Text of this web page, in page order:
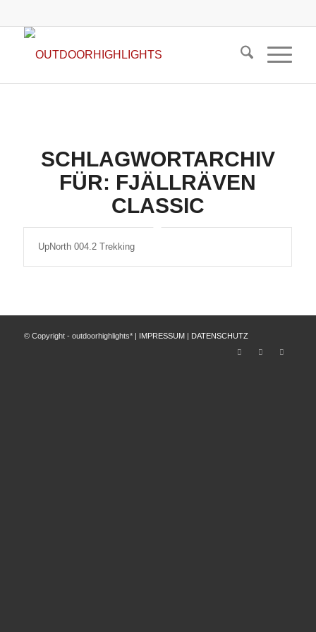
SCHLAGWORTARCHIV
FÜR: FJÄLLRÄVEN
CLASSIC
UpNorth 004.2 Trekking
© Copyright - outdoorhighlights* | IMPRESSUM| DATENSCHUTZ